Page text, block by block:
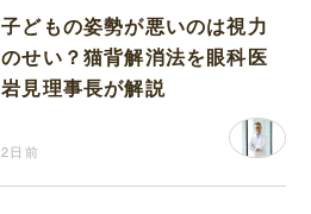
子どもの姿勢が悪いのは視力
のせい？猫背解消法を眼科医
岩見理事長が解説
2日前